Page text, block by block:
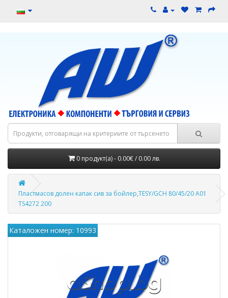
0 продукт(а) - 0.00€ / 0.00 лв.
Пластмасов долен капак сив за бойлер,TESY/GCH 80/45/20 A01
TS4272 200
Каталожен номер: 10993